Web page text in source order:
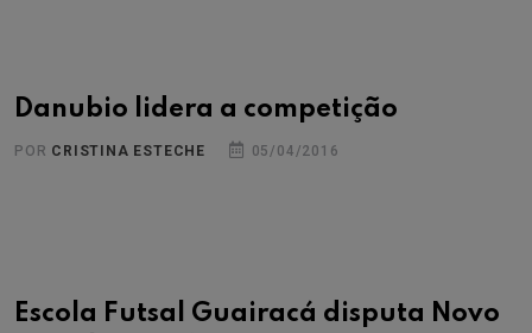
Danubio lidera a competição
POR CRISTINA ESTECHE 05/04/2016
Escola Futsal Guairacá disputa Novo